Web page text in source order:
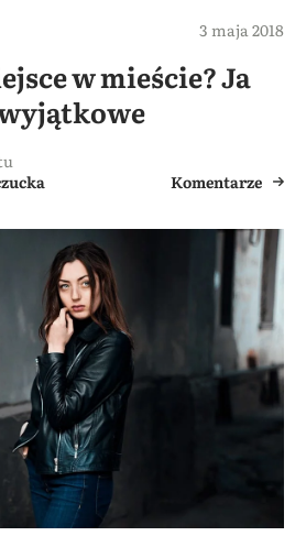
3 maja 2018
w mieście? Ja
Komentarze